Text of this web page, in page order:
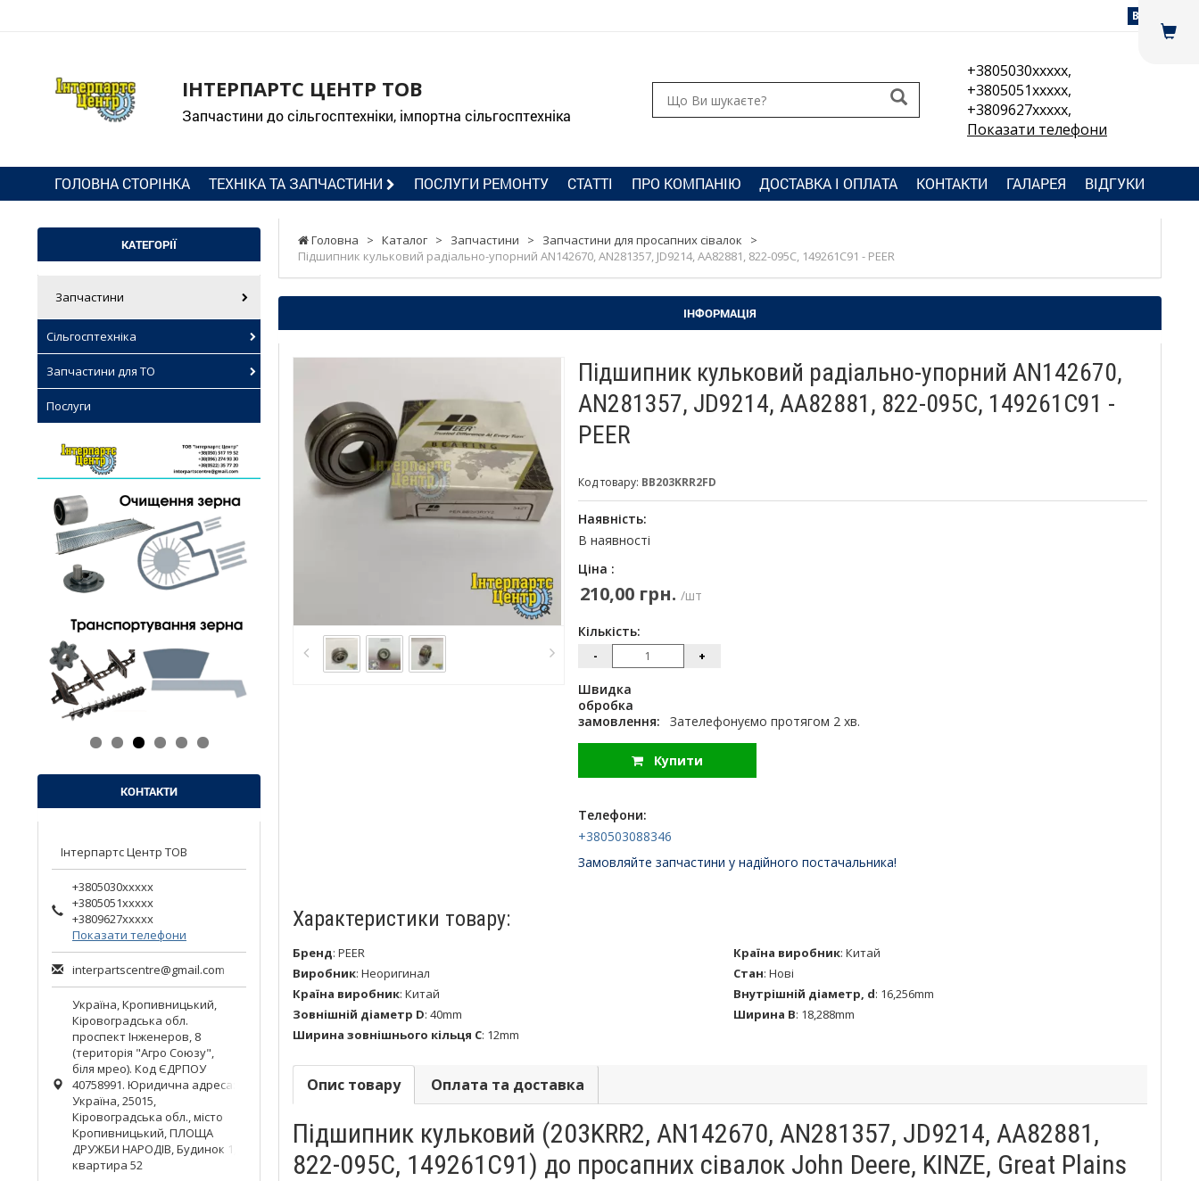
Вхід
ІНТЕРПАРТС ЦЕНТР ТОВ
Запчастини до сільгосптехніки, імпортна сільгосптехніка
+3805030xxxxx,
+3805051xxxxx,
+3809627xxxxx,
Показати телефони
ГОЛОВНА СТОРІНКА ТЕХНІКА ТА ЗАПЧАСТИНИ ПОСЛУГИ РЕМОНТУ СТАТТІ ПРО КОМПАНІЮ ДОСТАВКА І ОПЛАТА КОНТАКТИ ГАЛАРЕЯ ВІДГУКИ
Головна > Каталог > Запчастини > Запчастини для просапних сівалок
>
Підшипник кульковий радіально-упорний AN142670, AN281357, JD9214, AA82881, 822-095C, 149261C91 - PEER
ІНФОРМАЦІЯ
Підшипник кульковий радіально-упорний AN142670,
AN281357, JD9214, AA82881, 822-095C, 149261C91 -
PEER
Код товару: BB203KRR2FD
Наявність:
В наявності
Ціна :
210,00 грн. /шт
Кількість:
- +
Швидка
обробка
замовлення:
Зателефонуємо протягом 2 хв.
Купити
Телефони:
+380503088346
Замовляйте запчастини у надійного постачальника!
Характеристики товару:
Бренд: PEER Країна виробник: Китай
Виробник: Неоригинал Стан: Нові
Країна виробник: Китай Внутрішній діаметр, d: 16,256mm
Зовнішній діаметр D: 40mm Ширинa B: 18,288mm
Ширина зовнішнього кільця C: 12mm
Опис товару Оплата та доставка
Підшипник кульковий (203KRR2, AN142670, AN281357, JD9214, AA82881,
822-095C, 149261C91) до просапних сівалок John Deere, KINZE, Great Plains
КАТЕГОРІЇ
Запчастини
Сільгосптехніка
Запчастини для ТО
Послуги
КОНТАКТИ
Інтерпартс Центр ТОВ
+3805030xxxxx
+3805051xxxxx
+3809627xxxxx
Показати телефони
interpartscentre@gmail.com
Україна, Кропивницький
Кіровоградська обл.
проспект Інженеров, 8
(територія "Агро Союзу",
біля мрео). Код ЄДРПОУ
40758991. Юридична адреса:
Україна, 25015,
Кіровоградська обл., місто
Кропивницький, ПЛОЩА
ДРУЖБИ НАРОДІВ, Будинок 1,
квартира 52